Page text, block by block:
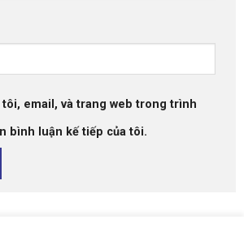
tôi, email, và trang web trong trình
bình luận kế tiếp của tôi.